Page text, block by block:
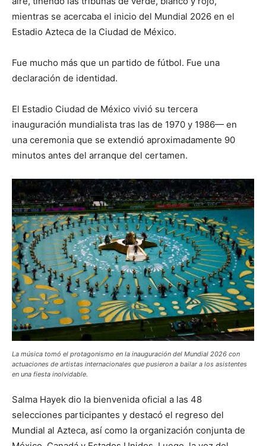
mientras se acercaba el inicio del Mundial 2026 en el
Estadio Azteca de la Ciudad de México.
Fue mucho más que un partido de fútbol. Fue una
declaración de identidad.
El Estadio Ciudad de México vivió su tercera
inauguración mundialista tras las de 1970 y 1986— en
una ceremonia que se extendió aproximadamente 90
minutos antes del arranque del certamen.
La música tomó el protagonismo en la inauguración del Mundial 2026 con
actuaciones de artistas internacionales que pusieron a bailar a los asistentes
en una fiesta inolvidable.
Salma Hayek dio la bienvenida oficial a las 48
selecciones participantes y destacó el regreso del
Mundial al Azteca, así como la organización conjunta de